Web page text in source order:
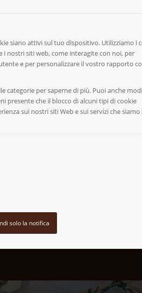
siano attivi sul tuo dispositivo. Utilizziamo i
i nostri siti web, come interagite con noi, per
e per personalizzare il vostro rapporto
categorie per saperne di più. Puoi anche
presente che il blocco di alcuni tipi di cookie
sui nostri siti Web e sui servizi che siamo
solo la notifica
La nostra
Sostenibile.
L’impegno per condurre
davvero sostenibile per
nostra attività. Coltiviamo i
dell’Agricoltura Biologica,
pietra energie da fonti
meteoriche per irrigare i